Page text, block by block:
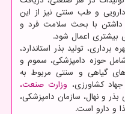
و طب سنتی نیز از این
داشتن با بحث سلامت فرد و
بیشتری اعمال شود.
تولید بذر استاندارد،
حوزه دامپزشکی، سموم و
گیاهی و سنتی مربوط به
کشاورزی، وزارت صنعت،
و نهال، سازمان دامپزشکی،
و دارو است.